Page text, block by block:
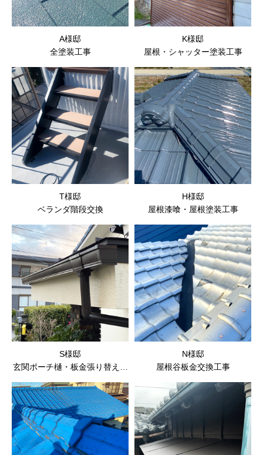
A様邸
全塗装工事
K様邸
屋根・シャッター塗装工事
T様邸
ベランダ階段交換
H様邸
屋根漆喰・屋根塗装工事
S様邸
玄関ポーチ樋・板金張り替え工
N様邸
屋根谷板金交換工事